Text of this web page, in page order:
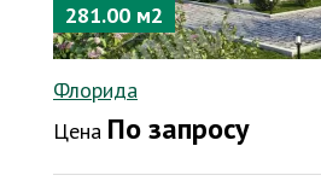
281.00 м2
Флорида
Цена По запросу